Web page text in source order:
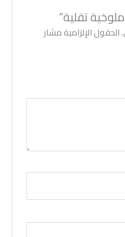
تقلية”
الحقول الإلزامية مشار